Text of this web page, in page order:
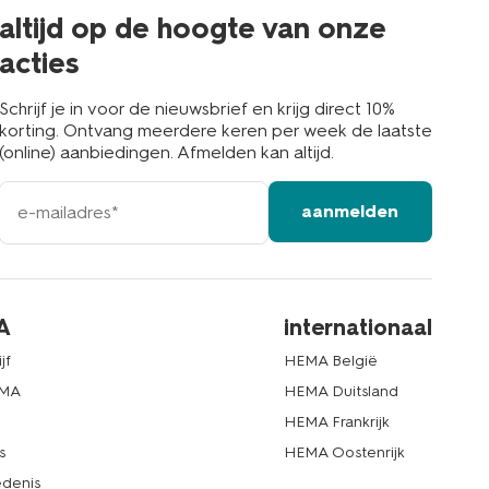
altijd op de hoogte van onze
acties
Schrijf je in voor de nieuwsbrief en krijg direct 10%
korting. Ontvang meerdere keren per week de laatste
(online) aanbiedingen. Afmelden kan altijd.
e-
mailadres
aanmelden
internationaal
HEMA België
HEMA Duitsland
HEMA Frankrijk
HEMA Oostenrijk